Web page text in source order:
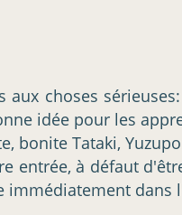
aux choses
idée pour les
bonite Tataki,
entrée, à défaut
immédiatement dans